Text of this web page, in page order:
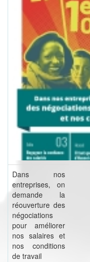
Dans nos
entreprises, on
demande la
réouverture des
négociations
pour améliorer
nos salaires et
nos conditions
de travail